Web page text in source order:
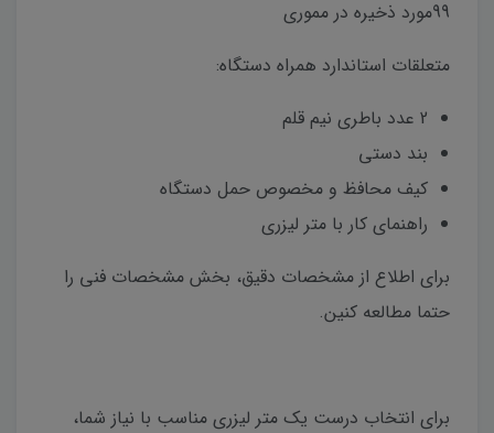
99مورد ذخیره در مموری
متعلقات استاندارد همراه دستگاه:
2 عدد باطری نیم قلم
بند دستی
کیف محافظ و مخصوص حمل دستگاه
راهنمای کار با متر لیزری
برای اطلاع از مشخصات دقیق، بخش مشخصات فنی را
حتما مطالعه کنین.
برای انتخاب درست یک متر لیزری مناسب با نیاز شما،